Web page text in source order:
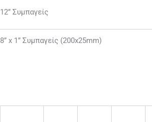
12” Συμπαγείς
8” x 1” Συμπαγείς (200x25mm)